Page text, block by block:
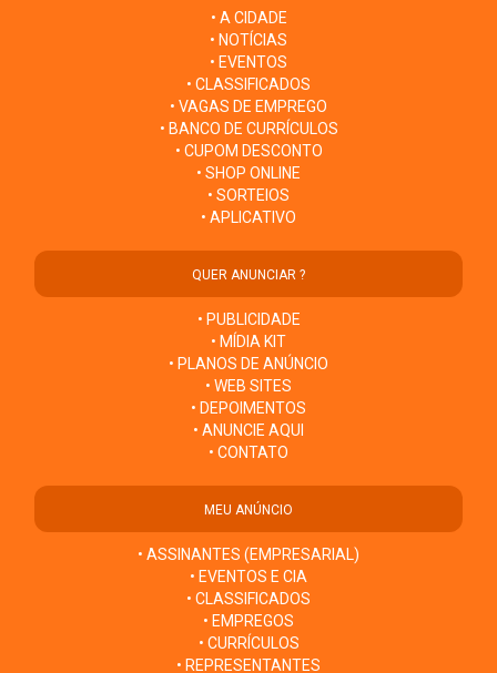
• A CIDADE
• NOTÍCIAS
• EVENTOS
• CLASSIFICADOS
• VAGAS DE EMPREGO
• BANCO DE CURRÍCULOS
• CUPOM DESCONTO
• SHOP ONLINE
• SORTEIOS
• APLICATIVO
QUER ANUNCIAR ?
• PUBLICIDADE
• MÍDIA KIT
• PLANOS DE ANÚNCIO
• WEB SITES
• DEPOIMENTOS
• ANUNCIE AQUI
• CONTATO
MEU ANÚNCIO
• ASSINANTES (EMPRESARIAL)
• EVENTOS E CIA
• CLASSIFICADOS
• EMPREGOS
• CURRÍCULOS
• REPRESENTANTES